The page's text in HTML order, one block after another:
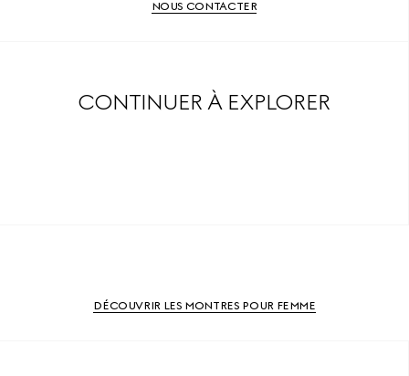
NOUS CONTACTER
CONTINUER À EXPLORER
DÉCOUVRIR LES MONTRES POUR FEMME